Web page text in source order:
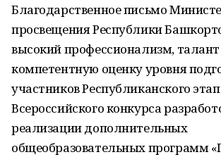
Благодарственное письмо
просвещения Республики
высокий профессионализм,
компетентную оценку уровня
участников Республиканского
Всероссийского конкурса
реализации дополнительных
общеобразовательных программ